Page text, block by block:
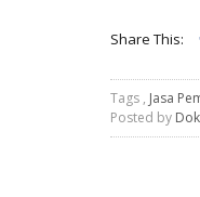
Share This:
Tags , Jasa
Posted by